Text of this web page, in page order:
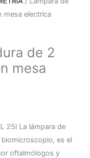
mesa electrica
de 2
mesa
25I La lámpara de
es el
oftalmólogos y